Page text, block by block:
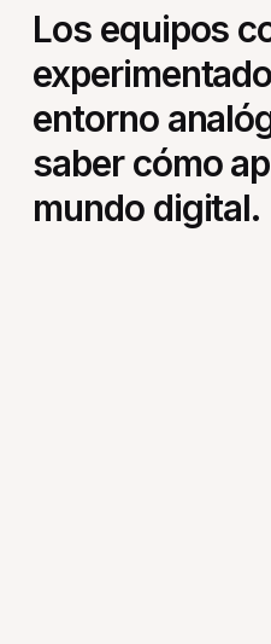
Los equipos
entorno
saber cómo
mundo digital.